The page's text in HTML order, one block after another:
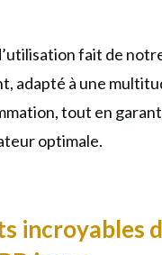
fait de
adapté à une
tout en
optimale.
incroyables